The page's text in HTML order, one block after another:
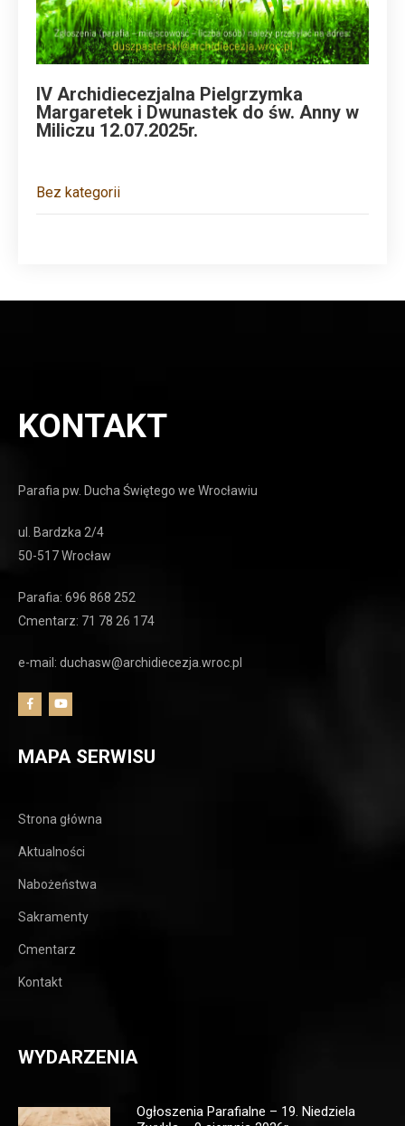
IV Archidiecezjalna Pielgrzymka
Margaretek i Dwunastek do św. Anny w
Miliczu 12.07.2025r.
Bez kategorii
KONTAKT
Parafia pw. Ducha Świętego we Wrocławiu
ul. Bardzka 2/4
50-517 Wrocław
Parafia: 696 868 252
Cmentarz: 71 78 26 174
e-mail: duchasw@archidiecezja.wroc.pl
MAPA SERWISU
Strona główna
Aktualności
Nabożeństwa
Sakramenty
Cmentarz
Kontakt
WYDARZENIA
Ogłoszenia Parafialne – 19. Niedziela